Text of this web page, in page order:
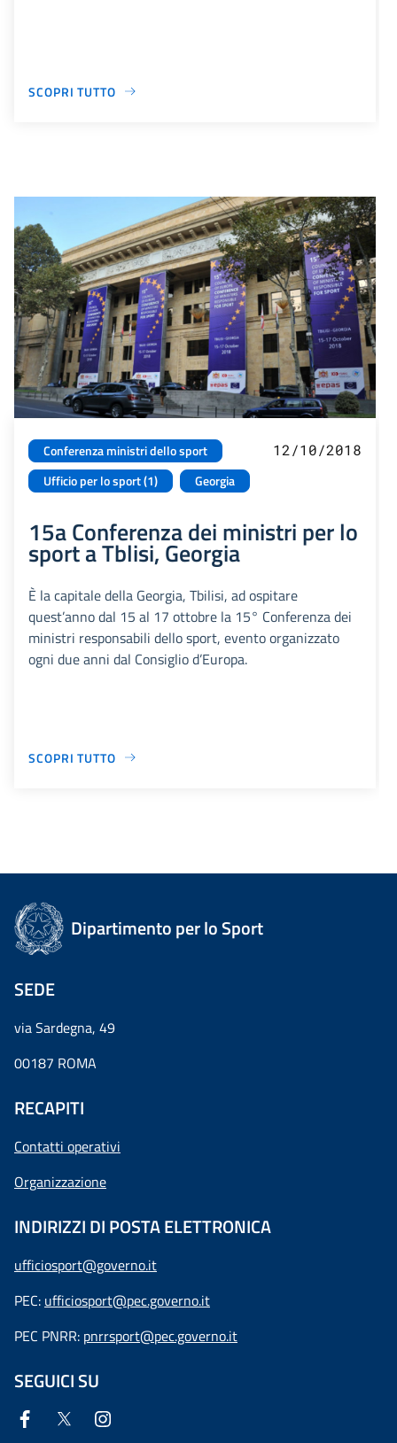
SCOPRI TUTTO
Conferenza ministri dello sport
Ufficio per lo sport (1)
Georgia
12/10/2018
15a Conferenza dei ministri per lo
sport a Tblisi, Georgia
È la capitale della Georgia, Tbilisi, ad ospitare
quest’anno dal 15 al 17 ottobre la 15° Conferenza dei
ministri responsabili dello sport, evento organizzato
ogni due anni dal Consiglio d’Europa.
SCOPRI TUTTO
Dipartimento per lo Sport
SEDE
via Sardegna, 49
00187 ROMA
RECAPITI
Contatti operativi
Organizzazione
INDIRIZZI DI POSTA ELETTRONICA
ufficiosport@governo.it
PEC: ufficiosport@pec.governo.it
PEC PNRR: pnrrsport@pec.governo.it
SEGUICI SU